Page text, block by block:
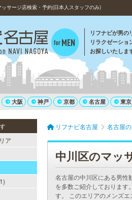
サージ店検索・予約(日本人スタッフのみ)
リフナビが男の
リラクゼーショ
お探しいたしま
大阪 神戸 京都 名古屋 東京
ア
リフナビ名古屋 名古屋
中川区のマッ
名古屋の中川区にある男性
を多数ご紹介しております
す。 このエリアのメンズエ